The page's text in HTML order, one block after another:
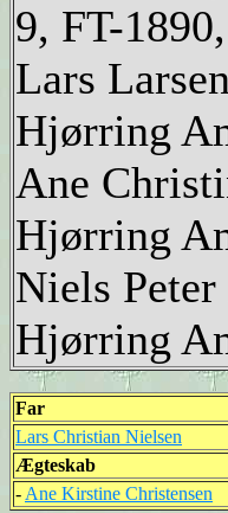
9, FT-
Lars
Hjørring
Ane
Hjørring
Niels
Hjørring
Far
Lars Christian Nielsen
Ægteskab
- Ane Kirstine Christensen